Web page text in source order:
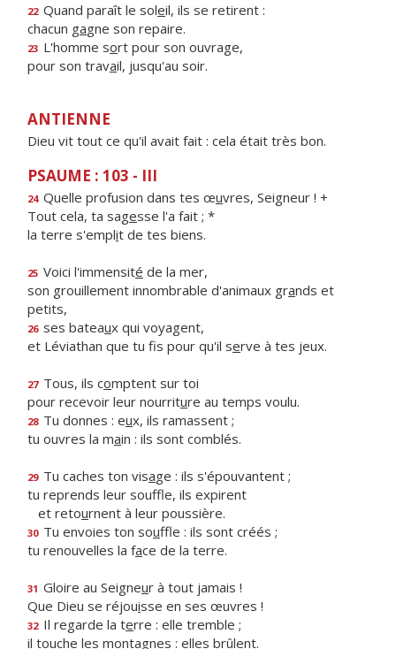
22 Quand paraît le soleil, ils se retirent :
chacun gagne son repaire.
23 L'homme sort pour son ouvrage,
pour son travail, jusqu'au soir.
ANTIENNE
Dieu vit tout ce qu'il avait fait : cela était très bon.
PSAUME : 103 - III
24 Quelle profusion dans tes œuvres, Seigneur ! +
Tout cela, ta sagesse l'a fait ; *
la terre s'emplit de tes biens.
25 Voici l'immensité de la mer,
son grouillement innombrable d'animaux grands et
petits,
26 ses bateaux qui voyagent,
et Léviathan que tu fis pour qu'il serve à tes jeux.
27 Tous, ils comptent sur toi
pour recevoir leur nourriture au temps voulu.
28 Tu donnes : eux, ils ramassent ;
tu ouvres la main : ils sont comblés.
29 Tu caches ton visage : ils s'épouvantent ;
tu reprends leur souffle, ils expirent
et retournent à leur poussière.
30 Tu envoies ton souffle : ils sont créés ;
tu renouvelles la face de la terre.
31 Gloire au Seigneur à tout jamais !
Que Dieu se réjouisse en ses œuvres !
32 Il regarde la terre : elle tremble ;
il touche les montagnes : elles brûlent.